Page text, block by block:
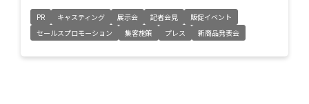
PR キャスティング 展示会 記者会見
販促イベント
セールスプロモーション
集客施策 プレス 新商品発表会